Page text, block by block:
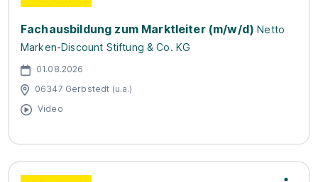
Fachausbildung zum Marktleiter (m/w/d) Netto
Marken-Discount Stiftung & Co. KG
01.08.2026
06347 Gerbstedt (u.a.)
Video